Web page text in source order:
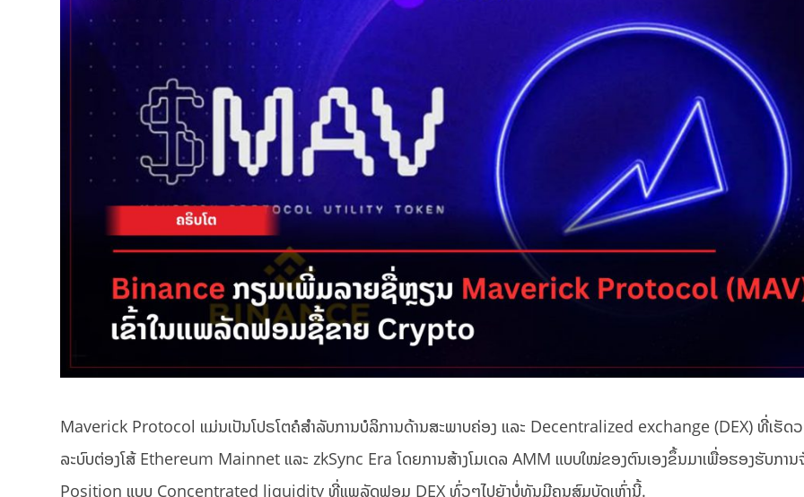
Maverick Protocol ແມ່ນເປັນໂປຣໂຕຄໍສໍາລັບການບໍລິການດ້ານສະພາບຄ່ອງ ແລະ Decentralized exchange (DEX) ທີ່ເຮັດ
ລະບົບຕ່ອງໂສ້ Ethereum Mainnet ແລະ zkSync Era ໂດຍການສ້າງໂມເດລ AMM ແບບໃໝ່ຂອງຕົນເອງຂຶ້ນມາເພື່ອຮອງຮັບການ
Position ແບບ Concentrated liquidity ທີ່ແພລັດຟອມ DEX ທົ່ວໆໄປຍັງບໍ່ທັນມີຄຸນສົມບັດເຫຼົ່ານີ້.